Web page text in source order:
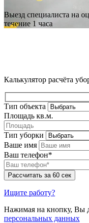
Выезд специалиста на
течение 1 часа
Калькулятор расчёта
Тип объекта
Площадь кв.м.
Тип уборки
Ваше имя
Ваш телефон*
Ищите работу?
Нажимая на кнопку, Вы
персональных данных